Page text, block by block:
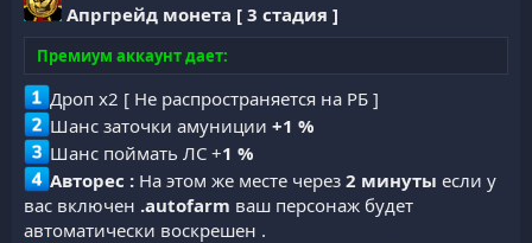
Апргрейд монета [ 3 стадия ]
Премиум аккаунт дает:
Дроп x2 [ Не распространяется на РБ ]
Шанс заточки амуниции +1 %
Шанс поймать ЛС +1 %
Авторес : На этом же месте через 2 минуты если у
вас включен .autofarm ваш персонаж будет
автоматически воскрешен .